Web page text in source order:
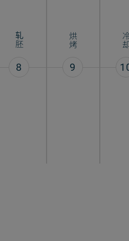
轧胚
8
烘烤
9